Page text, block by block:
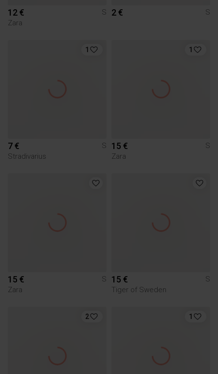
12 €
S
Zara
2 € S
1
7 €
S
Stradivarius
1
15 €
S
Zara
15 €
S
Zara
15 €
S
Tiger of Sweden
2 1